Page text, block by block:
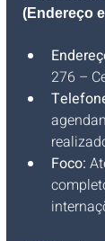
(Endereço
276 –
Foco: